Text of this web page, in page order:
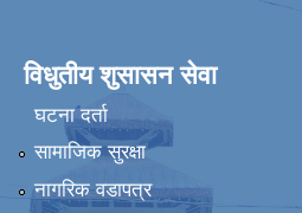
विधुतीय शुसासन सेवा
घटना दर्ता
सामाजिक सुरक्षा
नागरिक वडापत्र